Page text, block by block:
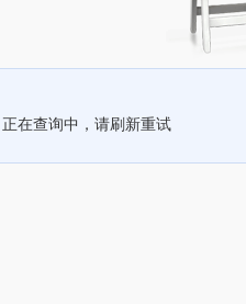
正在查询中，请刷新重试